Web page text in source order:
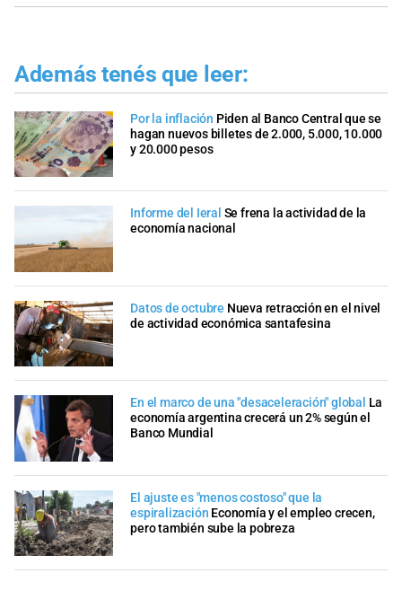
Además tenés que leer:
Por la inflación Piden al Banco Central que se
hagan nuevos billetes de 2.000, 5.000, 10.000
y 20.000 pesos
Informe del Ieral Se frena la actividad de la
economía nacional
Datos de octubre Nueva retracción en el nivel
de actividad económica santafesina
En el marco de una "desaceleración" global La
economía argentina crecerá un 2% según el
Banco Mundial
El ajuste es "menos costoso" que la
espiralización Economía y el empleo crecen,
pero también sube la pobreza